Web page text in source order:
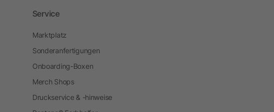
Service
Marktplatz
Sonderanfertigungen
Onboarding-Boxen
Merch Shops
Druckservice & -hinweise